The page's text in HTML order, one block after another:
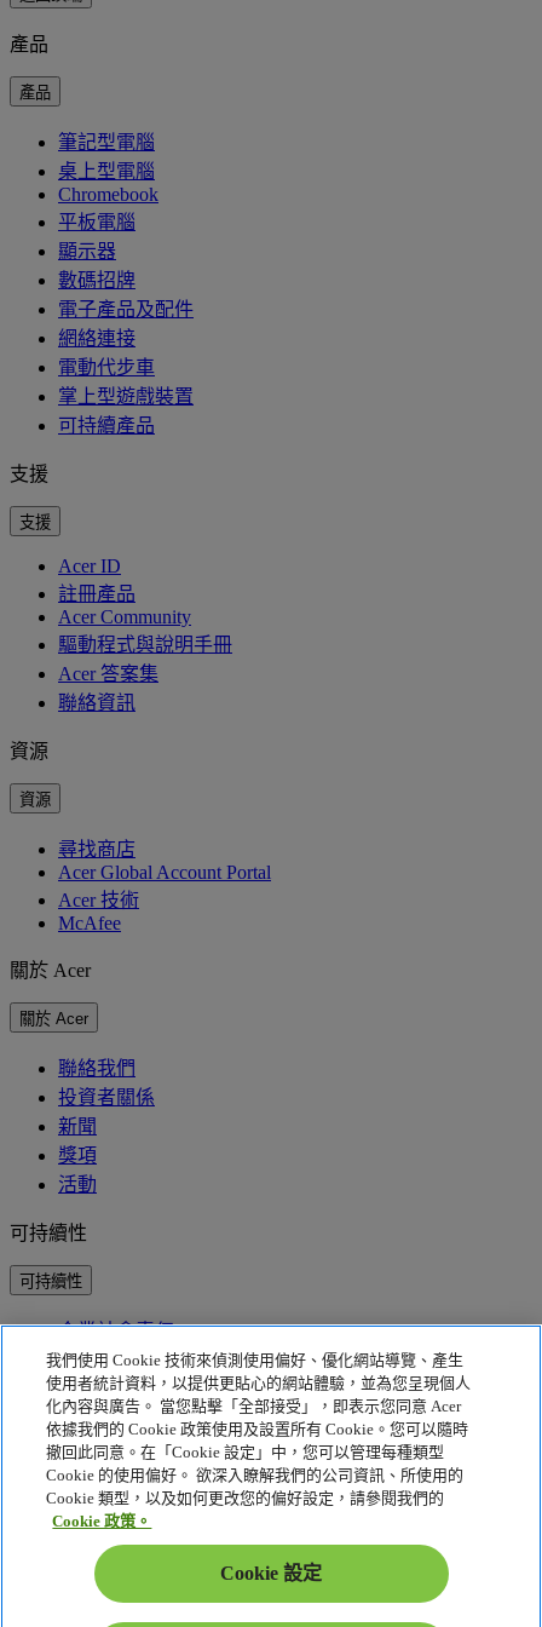
產品
產品
筆記型電腦
桌上型電腦
Chromebook
平板電腦
顯示器
數碼招牌
電子產品及配件
網絡連接
電動代步車
掌上型遊戲裝置
可持續產品
支援
支援
Acer ID
註冊產品
Acer Community
驅動程式與說明手冊
Acer 答案集
聯絡資訊
資源
資源
尋找商店
Acer Global Account Portal
Acer 技術
McAfee
關於 Acer
關於 Acer
聯絡我們
投資者關係
新聞
獎項
活動
可持續性
可持續性
企業社會責任
產品碳足跡
Project Humanity
Earthion
隱私權政策
Cookie 政策
法律聲明
可存取性政策
Cookie 設定
我們使用 Cookie 技術來偵測使用偏好、優化網站導覽、產生
使用者統計資料，以提供更貼心的網站體驗，並為您呈現個人
化內容與廣告。 當您點擊「全部接受」，即表示您同意 Acer
依據我們的 Cookie 政策使用及設置所有 Cookie。您可以隨時
撤回此同意。在「Cookie 設定」中，您可以管理每種類型
Cookie 的使用偏好。 欲深入瞭解我們的公司資訊、所使用的
Cookie 類型，以及如何更改您的偏好設定，請參閱我們的
Cookie 政策。
Cookie 設定